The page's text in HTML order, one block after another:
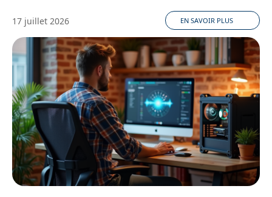
17 juillet 2026 EN SAVOIR PLUS